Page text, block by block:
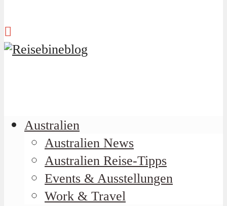
Australien
Australien News
Australien Reise-Tipps
Events & Ausstellungen
Work & Travel